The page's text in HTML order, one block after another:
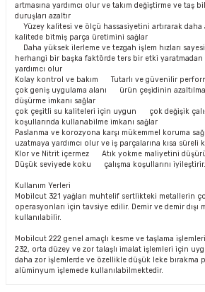
artmasına yardımcı olur ve takım değiştirme ve taş
duruşları azaltır
Yüzey kalitesi ve ölçü hassasiyetini artırarak daha
kalitede bitmiş parça üretimini sağlar
Daha yüksek ilerleme ve tezgah işlem hızları
herhangi bir başka faktörde ters bir etki yaratmadan
yardımcı olur
Kolay kontrol ve bakım Tutarlı ve güvenilir
çok geniş uygulama alanı ürün çeşidinin
düşürme imkanı sağlar
çok çeşitli su kaliteleri için uygun çok değişik
koşullarında kullanabilme imkanı sağlar
Paslanma ve korozyona karşı mükemmel koruma
uzatmaya yardımcı olur ve iş parçalarına kısa süreli
Klor ve Nitrit içermez Atık yokme maliyetini
Düşük seviyede koku çalışma koşullarını iyileştirir.
Kullanım Yerleri
Mobilcut 321 yağları muhtelif sertlikteki metallerin
operasyonları için tavsiye edilir. Demir ve demir dışı
kullanılabilir.
Mobilcut 222 genel amaçlı kesme ve taşlama
232, orta düzey ve zor talaşlı imalat işlemleri için
daha zor işlemlerde ve özellikle düşük leke bırakma
alüminyum işlemede kullanılabilmektedir.